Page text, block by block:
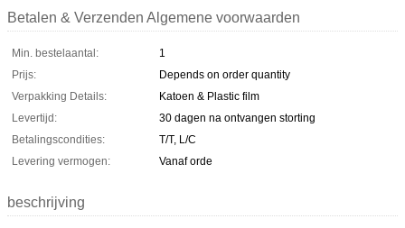
Betalen & Verzenden Algemene voorwaarden
Min. bestelaantal:
1
Prijs:
Depends on order quantity
Verpakking Details:
Katoen & Plastic film
Levertijd:
30 dagen na ontvangen storting
Betalingscondities:
T/T, L/C
Levering vermogen:
Vanaf orde
beschrijving